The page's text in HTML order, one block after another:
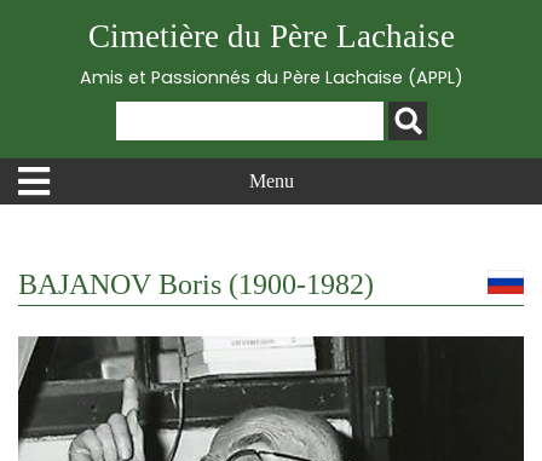
Cimetière du Père Lachaise
Amis et Passionnés du Père Lachaise (APPL)
Menu
BAJANOV Boris (1900-1982)